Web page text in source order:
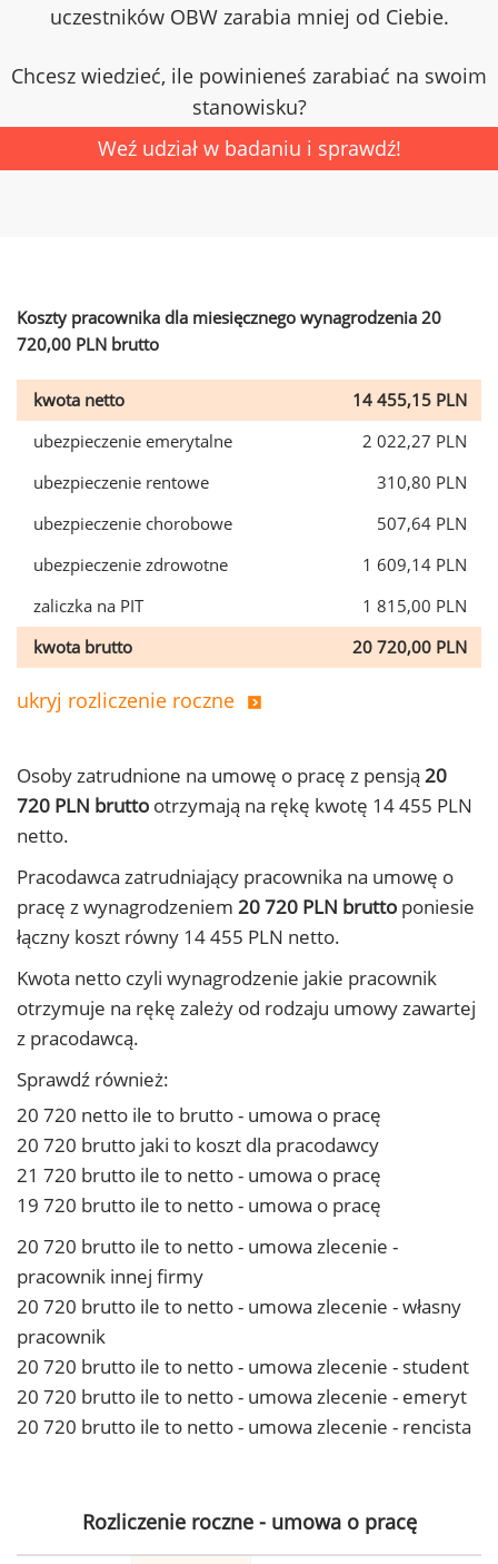
uczestników OBW zarabia mniej od Ciebie.
Chcesz wiedzieć, ile powinieneś zarabiać na swoim
stanowisku?
Weź udział w badaniu i sprawdź!
Koszty pracownika dla miesięcznego wynagrodzenia 20
720,00 PLN brutto
kwota netto
14 455,15 PLN
ubezpieczenie emerytalne
2 022,27 PLN
ubezpieczenie rentowe
310,80 PLN
ubezpieczenie chorobowe
507,64 PLN
ubezpieczenie zdrowotne
1 609,14 PLN
zaliczka na PIT
1 815,00 PLN
kwota brutto
20 720,00 PLN
ukryj rozliczenie roczne
Osoby zatrudnione na umowę o pracę z pensją 20
720 PLN brutto otrzymają na rękę kwotę 14 455 PLN
netto.
Pracodawca zatrudniający pracownika na umowę o
pracę z wynagrodzeniem 20 720 PLN brutto poniesie
łączny koszt równy 14 455 PLN netto.
Kwota netto czyli wynagrodzenie jakie pracownik
otrzymuje na rękę zależy od rodzaju umowy zawartej
z pracodawcą.
Sprawdź również:
20 720 netto ile to brutto - umowa o pracę
20 720 brutto jaki to koszt dla pracodawcy
21 720 brutto ile to netto - umowa o pracę
19 720 brutto ile to netto - umowa o pracę
20 720 brutto ile to netto - umowa zlecenie -
pracownik innej firmy
20 720 brutto ile to netto - umowa zlecenie - własny
pracownik
20 720 brutto ile to netto - umowa zlecenie - student
20 720 brutto ile to netto - umowa zlecenie - emeryt
20 720 brutto ile to netto - umowa zlecenie - rencista
Rozliczenie roczne - umowa o pracę